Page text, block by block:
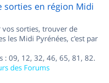
sorties en région Midi
vos sorties, trouver de
les Midi Pyrénées, c'est par
: 09, 12, 32, 46, 65, 81, 82.
des Forums